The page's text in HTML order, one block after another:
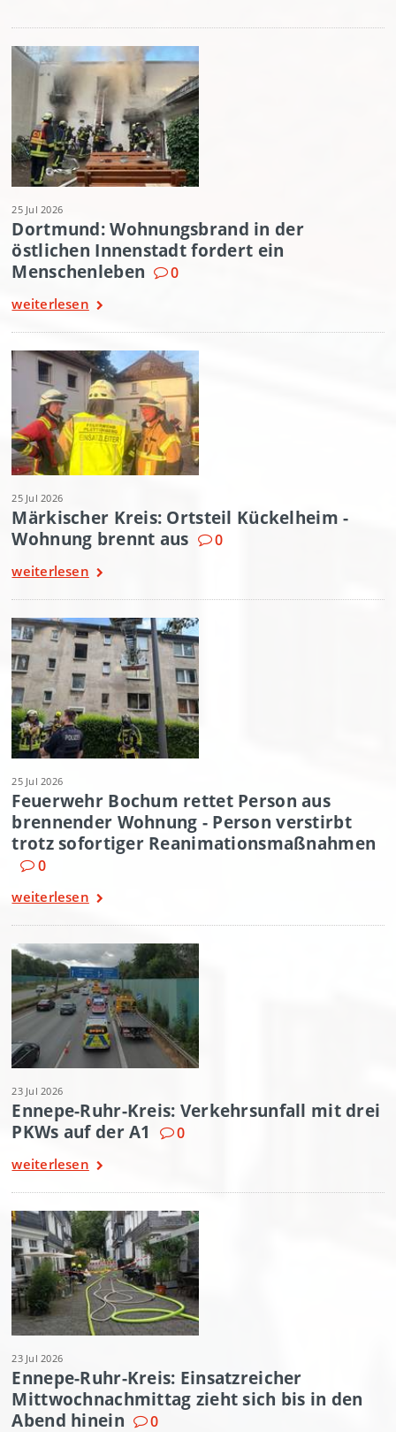
25 Jul 2026
Dortmund: Wohnungsbrand in der
östlichen Innenstadt fordert ein
Menschenleben
0
weiterlesen
25 Jul 2026
Märkischer Kreis: Ortsteil Kückelheim -
Wohnung brennt aus
0
weiterlesen
25 Jul 2026
Feuerwehr Bochum rettet Person aus
brennender Wohnung - Person verstirbt
trotz sofortiger Reanimationsmaßnahmen
0
weiterlesen
23 Jul 2026
Ennepe-Ruhr-Kreis: Verkehrsunfall mit drei
PKWs auf der A1
0
weiterlesen
23 Jul 2026
Ennepe-Ruhr-Kreis: Einsatzreicher
Mittwochnachmittag zieht sich bis in den
Abend hinein
0